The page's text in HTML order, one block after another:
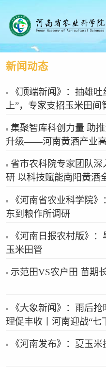
新闻动态
《顶端新闻》：抽雄
上”，专家支招玉米田间
集聚智库科创力量 助
升级——河南黄酒产业
省市农科院专家团队深
研 以科技赋能南阳黄
《河南省农业科学院
东到粮作所调研
《河南日报农村版》
玉米田管
示范田VS
《大象新闻》：雨后
理促丰收丨河南迎战“七
《河南发布》：夏玉